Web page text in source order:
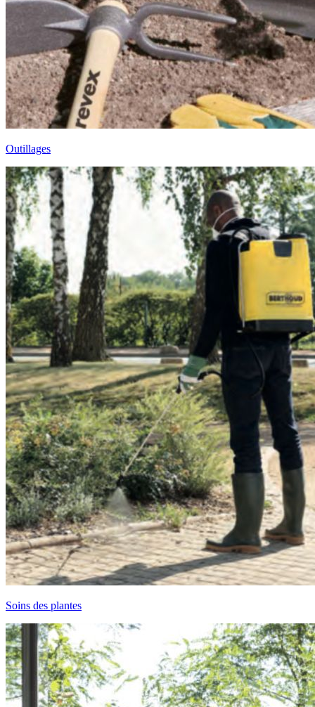
Outillages
Soins des plantes